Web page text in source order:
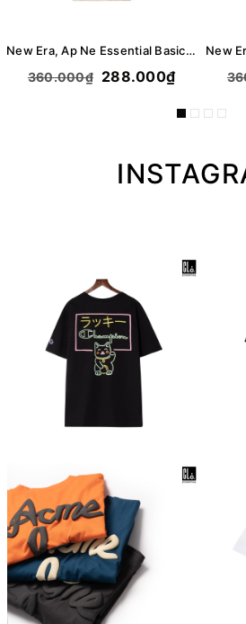
New Era, Ap Ne Essential Basic Logo Bear T-Shirt - Cream
360.000₫ 288.000₫